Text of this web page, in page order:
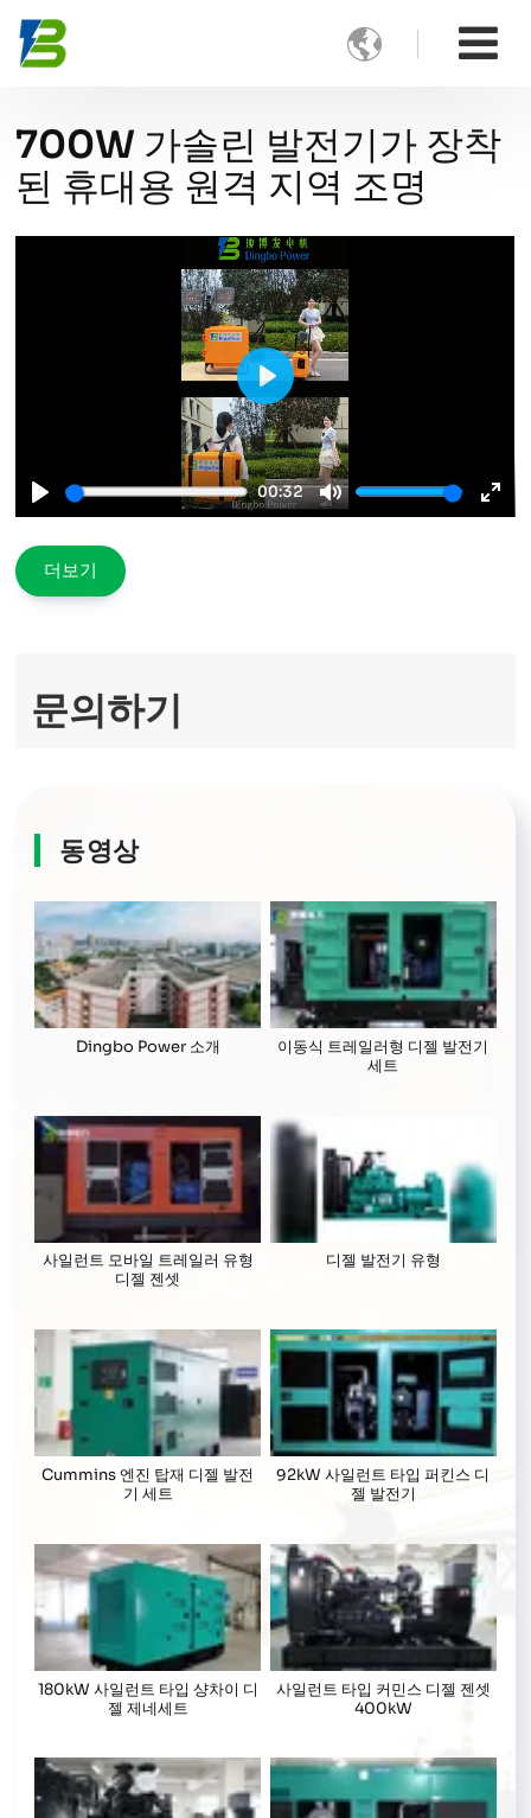

700W 가솔린 발전기가 장착
된 휴대용 원격 지역 조명
Play
00:32
Mute
Play
더보기
문의하기
동영상
Dingbo Power 소개
이동식 트레일러형 디젤 발전기
세트
사일런트 모바일 트레일러 유형
디젤 젠셋
디젤 발전기 유형
Cummins 엔진 탑재 디젤 발전
기 세트
92kW 사일런트 타입 퍼킨스 디
젤 발전기
180kW 사일런트 타입 샹차이 디
젤 제네세트
사일런트 타입 커민스 디젤 젠셋
400kW